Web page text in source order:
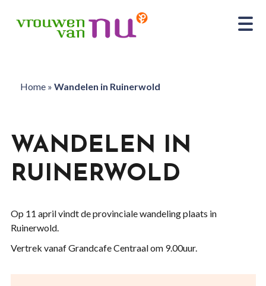
Home» Wandelen in Ruinerwold
WANDELEN IN
RUINERWOLD
Op 11 april vindt de provinciale wandeling plaats in
Ruinerwold.
Vertrek vanaf Grandcafe Centraal om 9.00uur.